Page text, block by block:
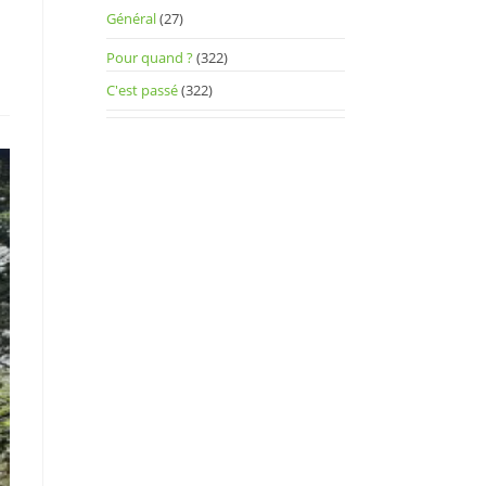
Général(27)
Pour quand ?(322)
C'est passé(322)